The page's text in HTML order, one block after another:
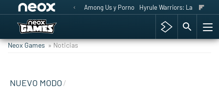
Among Us y Porno Hyrule Warriors: La Era del
Neox Games » Noticias
NUEVO MODO